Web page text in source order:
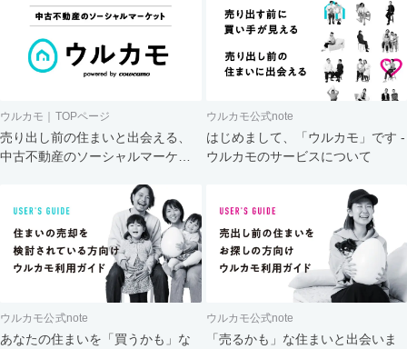
ウルカモ｜TOPページ
売り出し前の住まいと出会える、
中古不動産のソーシャルマーケッ
ウルカモ公式note
はじめまして、「ウルカモ」です -
ウルカモのサービスについて
ウルカモ公式note
あなたの住まいを「買うかも」な
ウルカモ公式note
「売るかも」な住まいと出会いま